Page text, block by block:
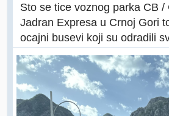
Sto se tice voznog parka CB /
Jadran Expresa u Crnoj Gori
ocajni busevi koji su odradili